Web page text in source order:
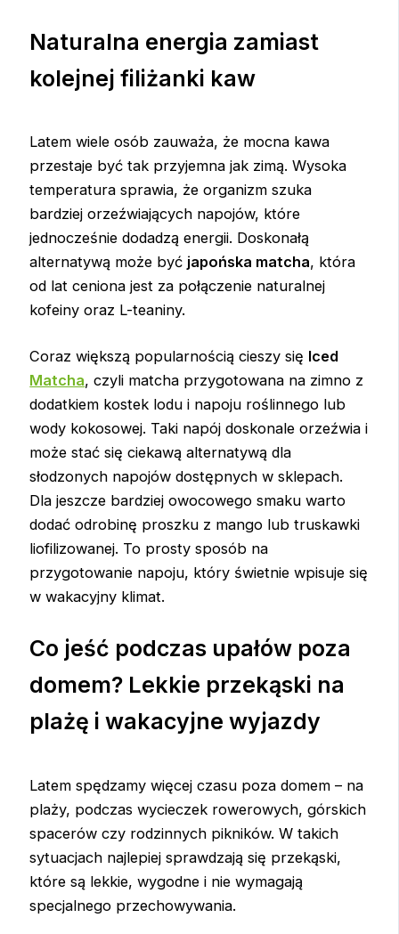
Naturalna energia zamiast
kolejnej filiżanki kaw
Latem wiele osób zauważa, że mocna kawa
przestaje być tak przyjemna jak zimą. Wysoka
temperatura sprawia, że organizm szuka
bardziej orzeźwiających napojów, które
jednocześnie dodadzą energii. Doskonałą
alternatywą może być japońska matcha, która
od lat ceniona jest za połączenie naturalnej
kofeiny oraz L-teaniny.
Coraz większą popularnością cieszy się Iced
Matcha, czyli matcha przygotowana na zimno z
dodatkiem kostek lodu i napoju roślinnego lub
wody kokosowej. Taki napój doskonale orzeźwia i
może stać się ciekawą alternatywą dla
słodzonych napojów dostępnych w sklepach.
Dla jeszcze bardziej owocowego smaku warto
dodać odrobinę proszku z mango lub truskawki
liofilizowanej. To prosty sposób na
przygotowanie napoju, który świetnie wpisuje się
w wakacyjny klimat.
Co jeść podczas upałów poza
domem? Lekkie przekąski na
plażę i wakacyjne wyjazdy
Latem spędzamy więcej czasu poza domem – na
plaży, podczas wycieczek rowerowych, górskich
spacerów czy rodzinnych pikników. W takich
sytuacjach najlepiej sprawdzają się przekąski,
które są lekkie, wygodne i nie wymagają
specjalnego przechowywania.